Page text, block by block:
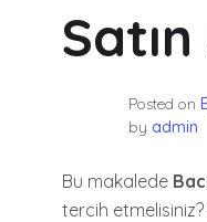
Posted on
by admin
Bu makalede
tercih